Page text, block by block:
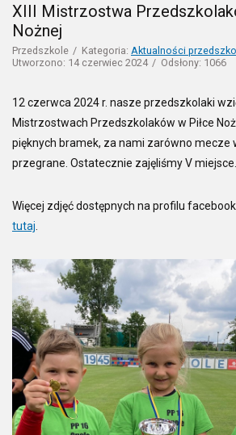
XIII Mistrzostwa
Nożnej
Przedszkole Kategoria: Aktualności
Utworzono: 14 czerwiec 2024
Odsłony: 1066
12 czerwca 2024 r. nasze przedszkolaki
Mistrzostwach Przedszkolaków w Piłce
pięknych bramek, za nami zarówno mecze
przegrane. Ostatecznie zajęliśmy V
Więcej zdjęć dostępnych na profilu
tutaj